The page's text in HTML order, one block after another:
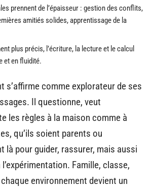
prennent de l’épaisseur : gestion des conflits,
amitiés solides, apprentissage de la
plus précis, l’écriture, la lecture et le calcul
et en fluidité.
s’affirme comme explorateur de ses
Il questionne, veut
les règles à la maison comme à
qu’ils soient parents ou
là pour guider, rassurer, mais aussi
Famille, classe,
environnement devient un